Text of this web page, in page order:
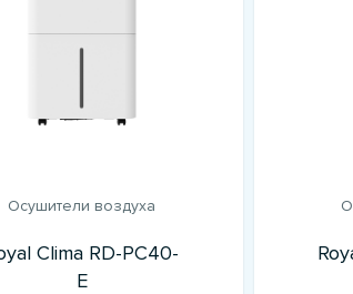
Осушители воздуха
Clima RD-PC40-
E